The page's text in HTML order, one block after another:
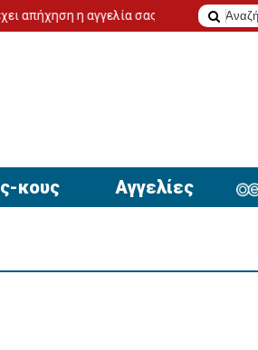
η αγγελία σας ΧΑΛΚΙΔΑ: Θλίψη
κους Αγγελίες